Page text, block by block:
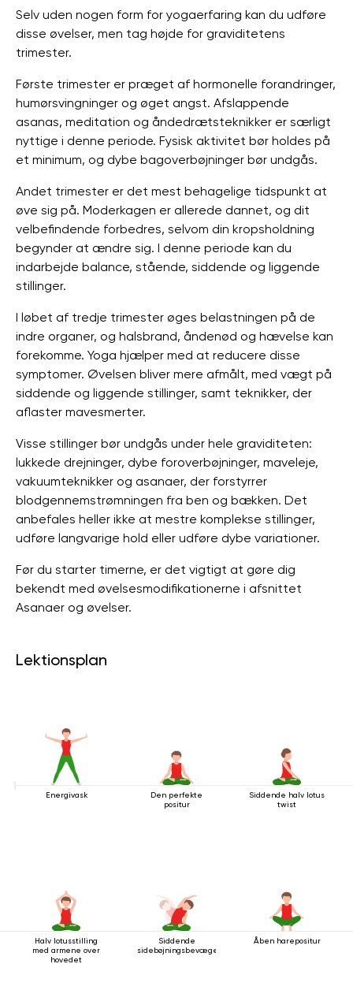
Selv uden nogen form for yogaerfaring kan du udføre
disse øvelser, men tag højde for graviditetens
trimester.
Første trimester er præget af hormonelle forandringer,
humørsvingninger og øget angst. Afslappende
asanas, meditation og åndedrætsteknikker er særligt
nyttige i denne periode. Fysisk aktivitet bør holdes på
et minimum, og dybe bagoverbøjninger bør undgås.
Andet trimester er det mest behagelige tidspunkt at
øve sig på. Moderkagen er allerede dannet, og dit
velbefindende forbedres, selvom din kropsholdning
begynder at ændre sig. I denne periode kan du
indarbejde balance, stående, siddende og liggende
stillinger.
I løbet af tredje trimester øges belastningen på de
indre organer, og halsbrand, åndenød og hævelse kan
forekomme. Yoga hjælper med at reducere disse
symptomer. Øvelsen bliver mere afmålt, med vægt på
siddende og liggende stillinger, samt teknikker, der
aflaster mavesmerter.
Visse stillinger bør undgås under hele graviditeten:
lukkede drejninger, dybe foroverbøjninger, maveleje,
vakuumteknikker og asanaer, der forstyrrer
blodgennemstrømningen fra ben og bækken. Det
anbefales heller ikke at mestre komplekse stillinger,
udføre langvarige hold eller udføre dybe variationer.
Før du starter timerne, er det vigtigt at gøre dig
bekendt med øvelsesmodifikationerne i afsnittet
Asanaer og øvelser.
Lektionsplan
Energivask
Den perfekte
positur
Siddende halv lotus
twist
Halv lotusstilling
med armene over
hovedet
Siddende
sidebøjningsbevægelse
Åben harepositur